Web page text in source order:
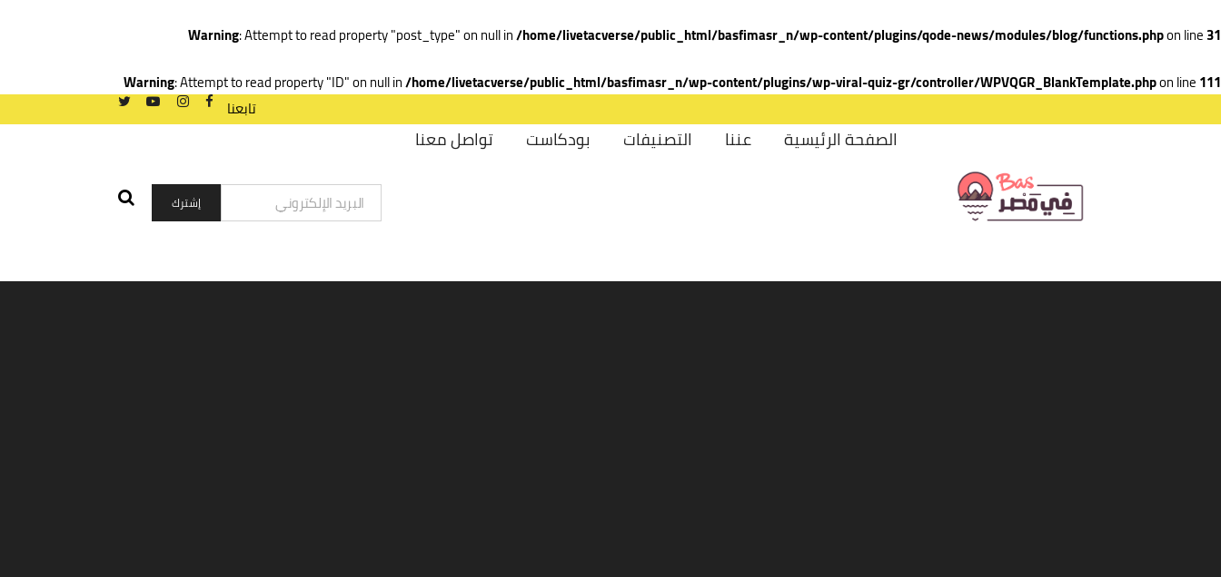
Warning: Attempt to read property "post_type" on null in/home/livetacverse/public_html/basfimasr_n/wp-content/plugins/qode-news/modules/blog/functions.phpon line31
Warning: Attempt to read property "ID" on null in/home/livetacverse/public_html/basfimasr_n/wp-content/plugins/wp-viral-quiz-gr/controller/WPVQGR_BlankTemplate.phpon line111
تابعنا
الصفحة الرئيسية عننا التصنيفات بودكاست تواصل معنا